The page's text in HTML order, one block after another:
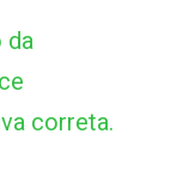
da
correta.